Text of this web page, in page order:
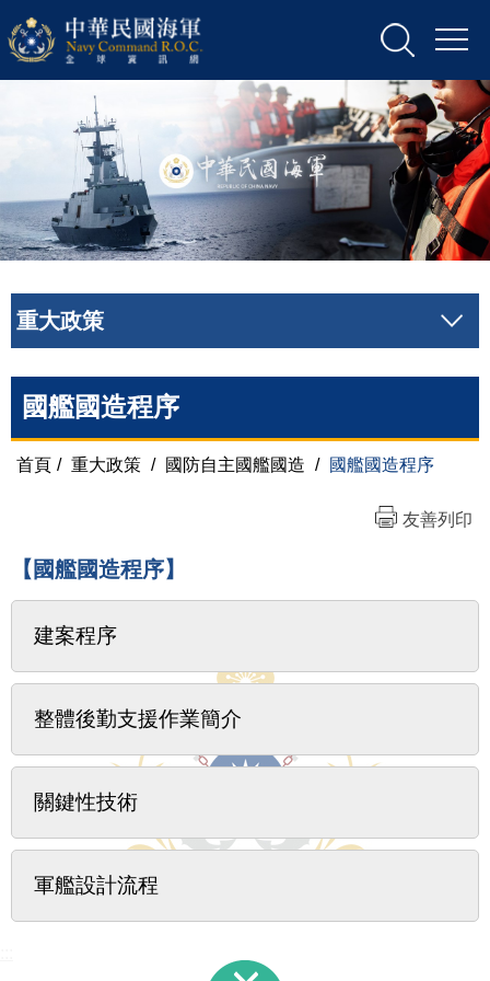
重大政策
國艦國造程序
首頁 / 重大政策 / 國防自主國艦國造 / 國艦國造程序
友善列印
【國艦國造程序】
建案程序
整體後勤支援作業簡介
關鍵性技術
軍艦設計流程